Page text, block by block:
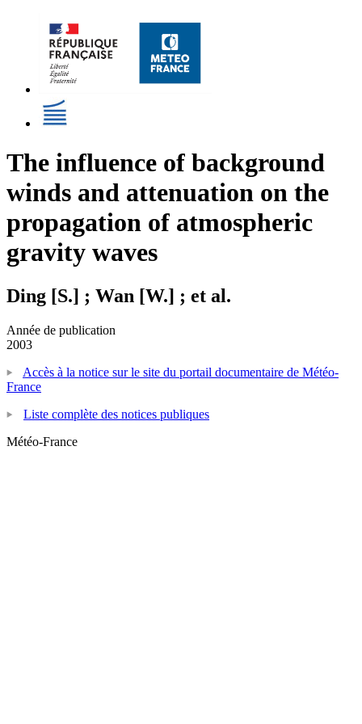
The influence of background
winds and attenuation on the
propagation of atmospheric
gravity waves
Ding [S.] ; Wan [W.] ; et al.
Année de publication
2003
Accès à la notice sur le site du portail documentaire de Météo-
France
Liste complète des notices publiques
Météo-France